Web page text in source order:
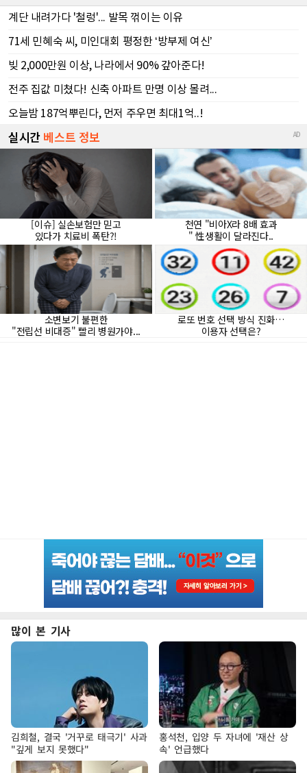
많이 본 기사
김희철, 결국 '거꾸로 태극기' 사과
"깊게 보지 못했다"
홍석천, 입양 두 자녀에 '재산 상
속' 언급했다